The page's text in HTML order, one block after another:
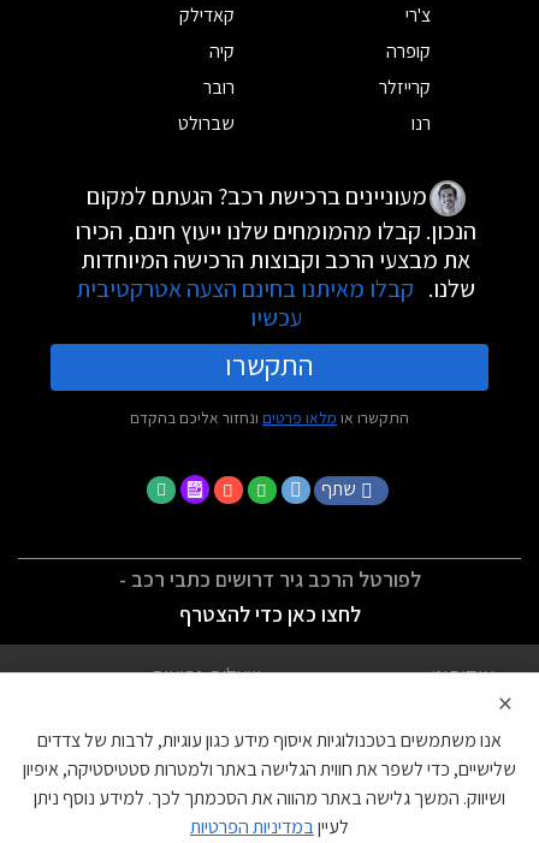
צ'רי
קאדילק
קופרה
קיה
קרייזלר
רובר
רנו
שברולט
מעוניינים ברכישת רכב? הגעתם למקום
הנכון. קבלו מהמומחים שלנו ייעוץ חינם, הכירו
את מבצעי הרכב וקבוצות הרכישה המיוחדות
שלנו. קבלו מאיתנו בחינם הצעה אטרקטיבית
עכשיו
התקשרו
התקשרו או מלאו פרטים ונחזור אליכם בהקדם
שתף
לפורטל הרכב גיר דרושים כתבי רכב -
לחצו כאן כדי להצטרף
אודותינו
שאלות נפוצות
הצהרת נגישות
צור קשר
עוגיות
×
אנו משתמשים בטכנולוגיות איסוף מידע כגון עוגיות, לרבות של צדדים
שלישיים, כדי לשפר את חווית הגלישה באתר ולמטרות סטטיסטיקה, איפיון
ושיווק. המשך גלישה באתר מהווה את הסכמתך לכך. למידע נוסף ניתן
לעייןבמדיניות הפרטיות